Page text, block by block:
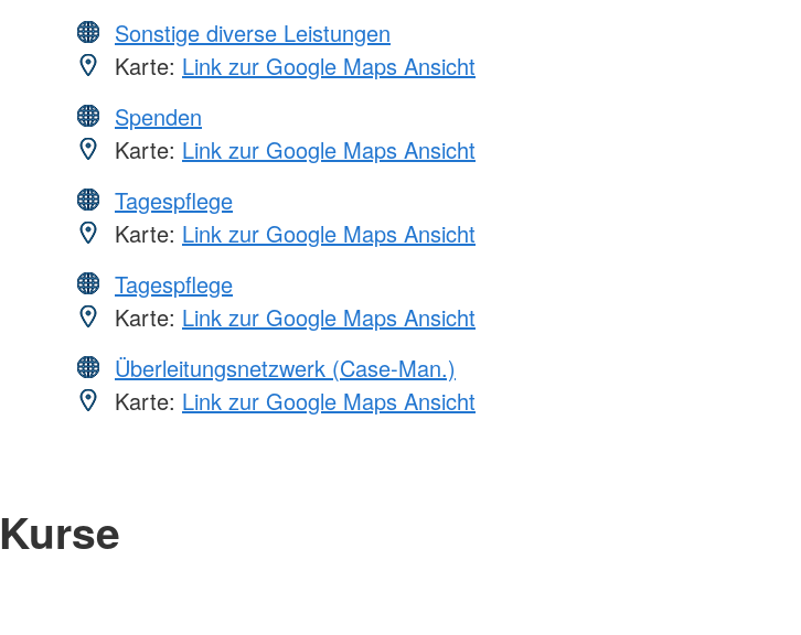
Sonstige diverse Leistungen
Karte: Link zur Google Maps Ansicht
Spenden
Karte: Link zur Google Maps Ansicht
Tagespflege
Karte: Link zur Google Maps Ansicht
Tagespflege
Karte: Link zur Google Maps Ansicht
Überleitungsnetzwerk (Case-Man.)
Karte: Link zur Google Maps Ansicht
Kurse